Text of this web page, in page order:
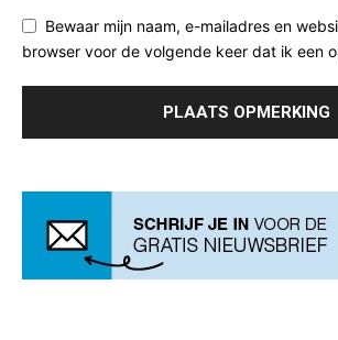
Bewaar mijn naam, e-mailadres en
browser voor de volgende keer dat ik een